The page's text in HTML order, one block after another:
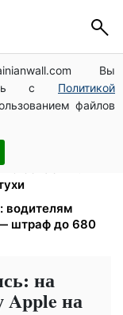
Вы
с Политикой
файлов
тревоги, но без
МВД:
перед
9 областях:
водителям
— штраф до 680
на
Apple на